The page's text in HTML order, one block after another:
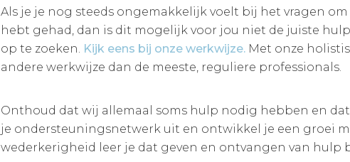
Als je je nog steeds ongemakkelijk voelt bij het vragen
hebt gehad, dan is dit mogelijk voor jou niet de juiste
op te zoeken. Kijk eens bij onze werkwijze.Met onze
andere werkwijze dan de meeste, reguliere professionals.
Onthoud dat wij allemaal soms hulp nodig hebben en
je ondersteuningsnetwerk uit en ontwikkel je een groei
wederkerigheid leer je dat geven en ontvangen van hulp